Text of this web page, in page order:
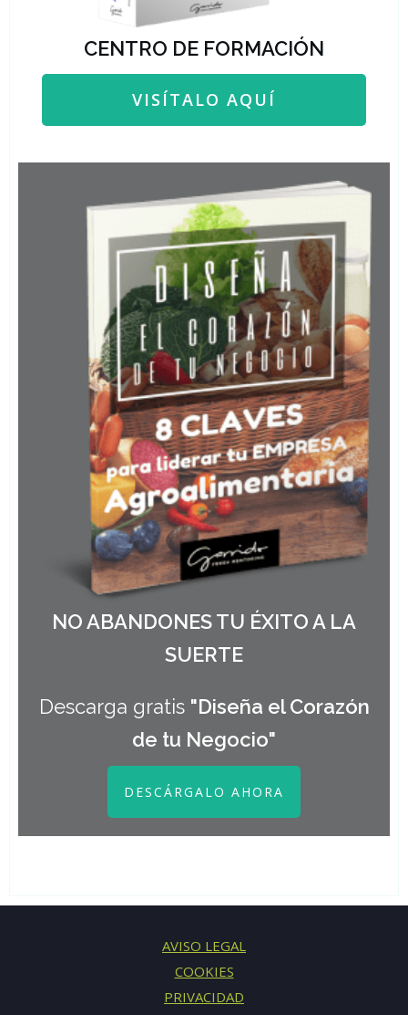
CENTRO DE FORMACIÓN
VISÍTALO AQUÍ
NO ABANDONES TU ÉXITO A LA
SUERTE
Descarga gratis "Diseña el Corazón
de tu Negocio"
DESCÁRGALO AHORA
AVISO LEGAL
COOKIES
PRIVACIDAD